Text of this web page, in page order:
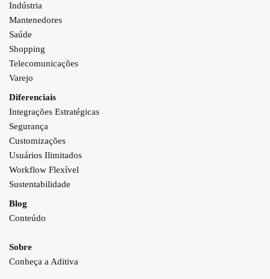
Indústria
Mantenedores
Saúde
Shopping
Telecomunicações
Varejo
Diferenciais
Integrações Estratégicas
Segurança
Customizações
Usuários Ilimitados
Workflow Flexível
Sustentabilidade
Blog
Conteúdo
Sobre
Conheça a Aditiva